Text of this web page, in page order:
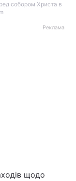
собором Христа в
Реклама
щодо